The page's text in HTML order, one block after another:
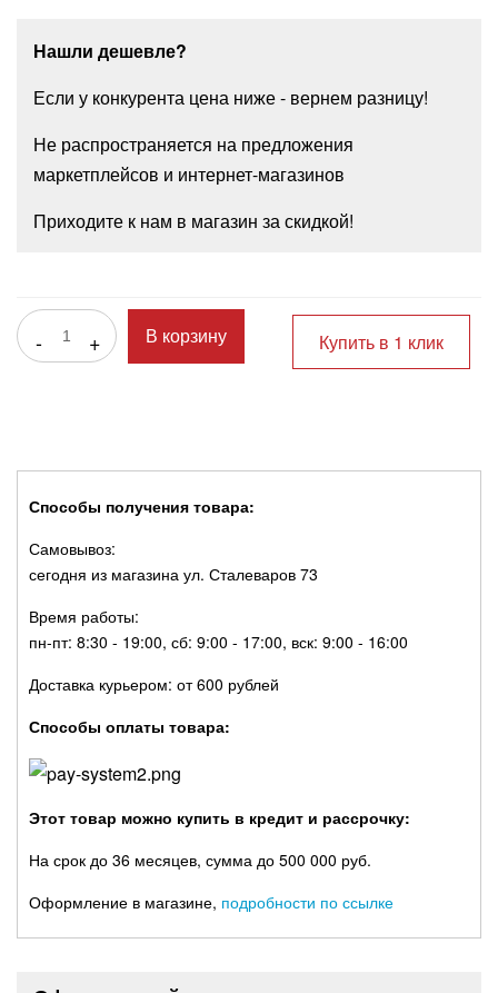
Нашли дешевле?
Если у конкурента цена ниже - вернем разницу!
Не распространяется на предложения
маркетплейсов и интернет-магазинов
Приходите к нам в магазин за скидкой!
- + В корзину Купить в 1 клик
Способы получения товара:
Самовывоз:
сегодня из магазина ул. Сталеваров 73
Время работы:
пн-пт: 8:30 - 19:00, сб: 9:00 - 17:00, вск: 9:00 - 16:00
Доставка курьером: от 600 рублей
Способы оплаты товара:
Этот товар можно купить в кредит и рассрочку:
На срок до 36 месяцев, сумма до 500 000 руб.
Оформление в магазине, подробности по ссылке